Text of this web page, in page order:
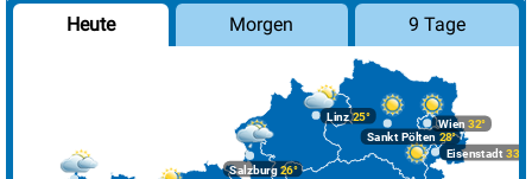
Heute Morgen 9 Tage
Linz25°
Salzburg26°
Wien 32°
Eisenstadt 33°
Sankt Pölten 28°